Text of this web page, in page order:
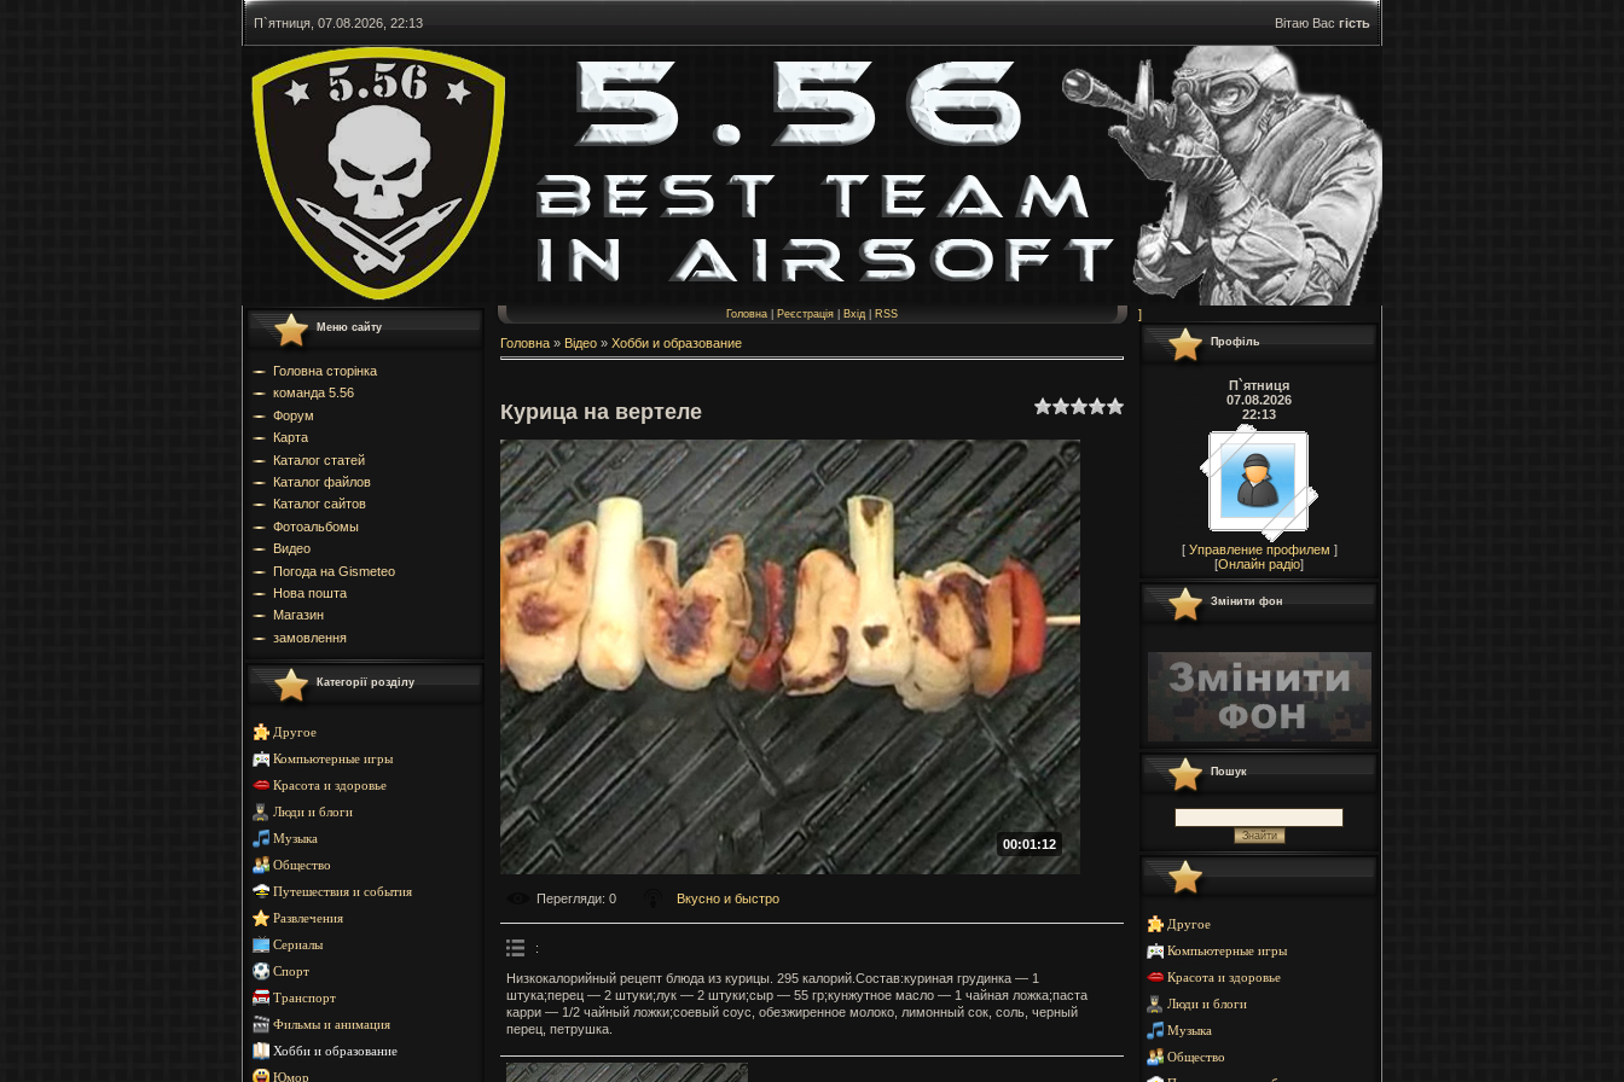
П`ятниця, 07.08.2026, 22:13 Вітаю Вас гість
Меню сайту
Головна сторінка
команда 5.56
Форум
Карта
Каталог статей
Каталог файлов
Каталог сайтов
Фотоальбомы
Видео
Погода на Gismeteo
Нова пошта
Магазин
замовлення
Категорії розділу
Другое
Компьютерные игры
Красота и здоровье
Люди и блоги
Музыка
Общество
Путешествия и события
Развлечения
Сериалы
Спорт
Транспорт
Фильмы и анимация
Хобби и образование
Юмор
Головна Реєстрація Вхід RSS
Головна » Відео » Хобби и образование
Курица на вертеле
00:01:12
Перегляди: 0 Вкусно и быстро
:
Низкокалорийный рецепт блюда из курицы. 295 калорий.Состав:куриная грудинка — 1
штука;перец — 2 штуки;лук — 2 штуки;сыр — 55 гр;кунжутное масло — 1 чайная ложка;паста
карри — 1/2 чайный ложки;соевый соус, обезжиренное молоко, лимонный сок, соль, черный
перец, петрушка.
]
Профіль
П`ятниця
07.08.2026
22:13
[ Управление профилем ]
[Онлайн радіо]
Змінити фон
Пошук
Другое
Компьютерные игры
Красота и здоровье
Люди и блоги
Музыка
Общество